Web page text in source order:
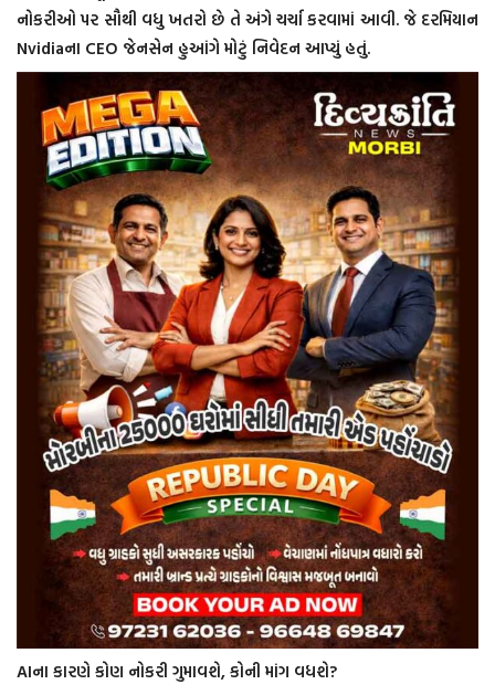
નોકરીઓ પર સૌથી વધુ ખતરો છે તે અંગે ચર્ચા કરવામાં આવી. જે દરમિયાન
Nvidiaના CEO જેનસેન હુઆંગે મોટું નિવેદન આપ્યું હતું.
AIના કારણે કોણ નોકરી ગુમાવશે, કોની માંગ વધશે?